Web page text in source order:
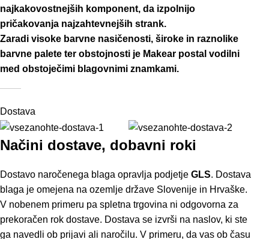
najkakovostnejših komponent, da izpolnijo
pričakovanja najzahtevnejših strank.
Zaradi visoke barvne nasičenosti, široke in raznolike
barvne palete ter obstojnosti je Makear postal vodilni
med obstoječimi blagovnimi znamkami.
Dostava
Načini dostave, dobavni roki
Dostavo naročenega blaga opravlja podjetjeGLS. Dostava
blaga je omejena na ozemlje države Slovenije in Hrvaške.
V nobenem primeru pa spletna trgovina ni odgovorna za
prekoračen rok dostave. Dostava se izvrši na naslov, ki ste
ga navedli ob prijavi ali naročilu. V primeru, da vas ob času